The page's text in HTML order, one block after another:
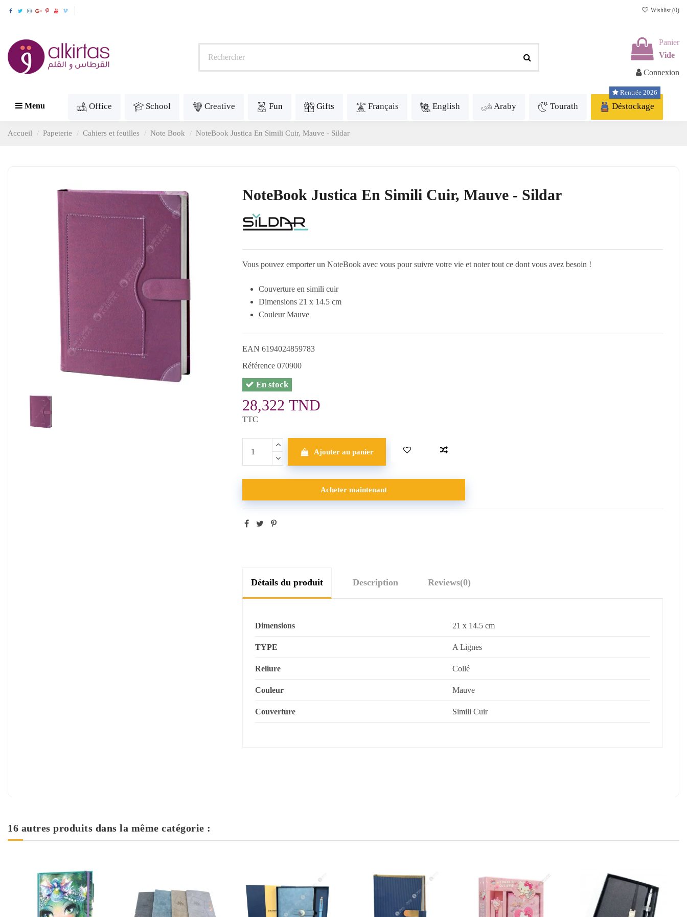
Wishlist (0)
Panier
Vide
Connexion
Menu Office School Creative Fun Gifts Français English Araby Tourath Déstockage
Rentrée 2026
Accueil Papeterie Cahiers et feuilles Note Book NoteBook Justica En Simili Cuir, Mauve - Sildar
NoteBook Justica En Simili Cuir, Mauve - Sildar
Vous pouvez emporter un NoteBook avec vous pour suivre votre vie et noter tout ce dont vous avez besoin !
Couverture en simili cuir
Dimensions 21 x 14.5 cm
Couleur Mauve
EAN 6194024859783
Référence 070900
En stock
28,322 TND
TTC
Ajouter au panier
Acheter maintenant
Détails du produit Description Reviews(0)
Dimensions 21 x 14.5 cm
TYPE A Lignes
Reliure Collé
Couleur Mauve
Couverture Simili Cuir
16 autres produits dans la même catégorie :